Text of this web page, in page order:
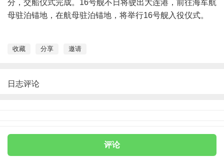
分，交船仪式完成。16号舰不日将驶出大连港，前往海军航
母驻泊锚地，在航母驻泊锚地，将举行16号舰入役仪式。
收藏 分享 邀请
日志评论
评论